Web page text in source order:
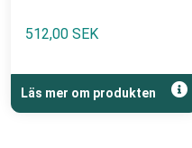
512,00 SEK
Läs mer om produkten